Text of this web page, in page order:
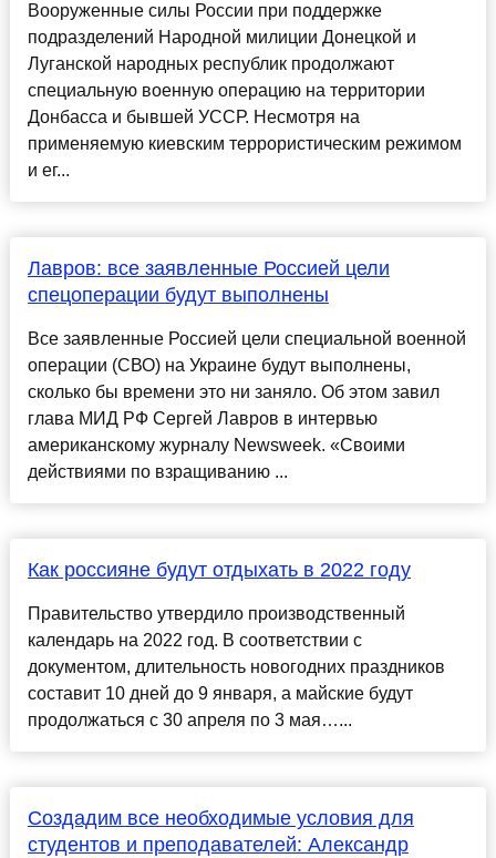
Вооруженные силы России при поддержке
подразделений Народной милиции Донецкой и
Луганской народных республик продолжают
специальную военную операцию на территории
Донбасса и бывшей УССР. Несмотря на
применяемую киевским террористическим режимом
и ег...
Лавров: все заявленные Россией цели
спецоперации будут выполнены
Все заявленные Россией цели специальной военной
операции (СВО) на Украине будут выполнены,
сколько бы времени это ни заняло. Об этом завил
глава МИД РФ Сергей Лавров в интервью
американскому журналу Newsweek. «Своими
действиями по взращиванию ...
Как россияне будут отдыхать в 2022 году
Правительство утвердило производственный
календарь на 2022 год. В соответствии с
документом, длительность новогодних праздников
составит 10 дней до 9 января, а майские будут
продолжаться с 30 апреля по 3 мая…...
Создадим все необходимые условия для
студентов и преподавателей: Александр